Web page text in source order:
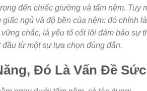
đến chiếc giường và tấm nệm.
ngủ và độ bền của nệm: đó chính là
chắc, là yếu tố cốt lõi đảm bảo sự
từ một sự lựa chọn đúng đắn.
Đó Là Vấn Đề